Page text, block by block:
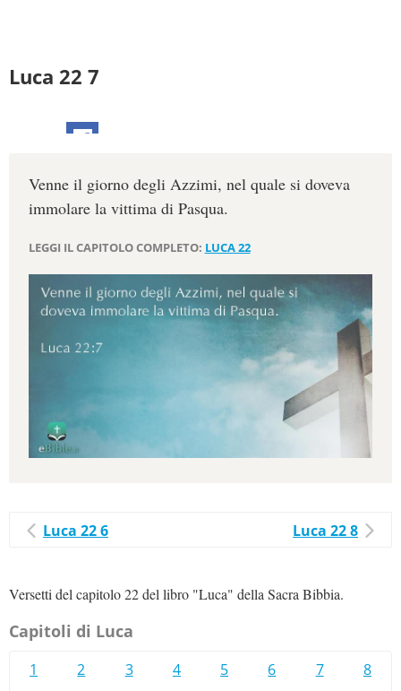
Luca 22 7
Venne il giorno degli Azzimi, nel quale si doveva
immolare la vittima di Pasqua.
LEGGI IL CAPITOLO COMPLETO: LUCA 22
Luca 22 6 Luca 22 8
Versetti del capitolo 22 del libro "Luca" della Sacra Bibbia.
Capitoli di Luca
1 2 3 4 5 6 7
8